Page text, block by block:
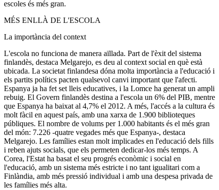
escoles és més gran.
MÉS ENLLÀ DE L'ESCOLA
La importància del context
L'escola no funciona de manera aïllada. Part de l'èxit del sistema
finlandès, destaca Melgarejo, es deu al context social en què està
ubicada. La societat finlandesa dóna molta importància a l'educació i
els partits polítics pacten qualsevol canvi important que l'afecti.
Espanya ja ha fet set lleis educatives, i la Lomce ha generat un ampli
rebuig. El Govern finlandès destina a l'escola un 6% del PIB, mentre
que Espanya ha baixat al 4,7% el 2012. A més, l'accés a la cultura és
molt fàcil en aquest país, amb una xarxa de 1.900 biblioteques
públiques. El nombre de volums per 1.000 habitants és el més gran
del món: 7.226 -quatre vegades més que Espanya-, destaca
Melgarejo. Les famílies estan molt implicades en l'educació dels fills
i reben ajuts socials, que els permeten dedicar-los més temps. A
Corea, l'Estat ha basat el seu progrés econòmic i social en
l'educació, amb un sistema més estricte i no tant igualitari com a
Finlàndia, amb més pressió individual i amb una despesa privada de
les famílies més alta.